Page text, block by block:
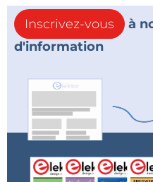
Inscrivez-vous
à
d'information